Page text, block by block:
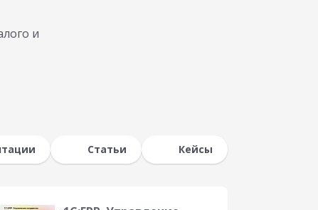
и
Статьи Кейсы